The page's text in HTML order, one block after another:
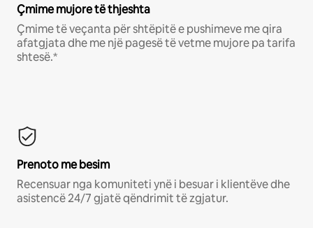
Çmime mujore të thjeshta
Çmime të veçanta për shtëpitë e pushimeve me qira
afatgjata dhe me një pagesë të vetme mujore pa tarifa
shtesë.*
Prenoto me besim
Recensuar nga komuniteti ynë i besuar i klientëve dhe
asistencë 24/7 gjatë qëndrimit të zgjatur.